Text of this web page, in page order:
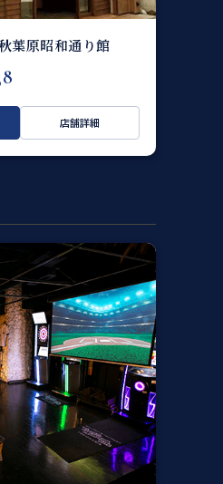
葉原昭和通り館
店舗詳細